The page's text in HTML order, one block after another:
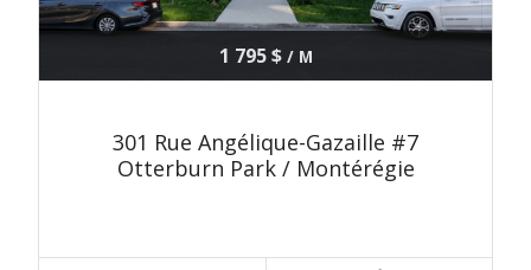
1 795 $/ M
301 Rue Angélique-Gazaille #7
Otterburn Park / Montérégie